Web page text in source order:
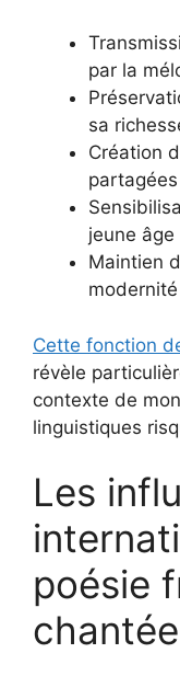
par la
sa
Création
partagées
jeune âge
Maintien
modernité
Cette fonction
révèle
contexte de
linguistiques
Les
poésie
chantée